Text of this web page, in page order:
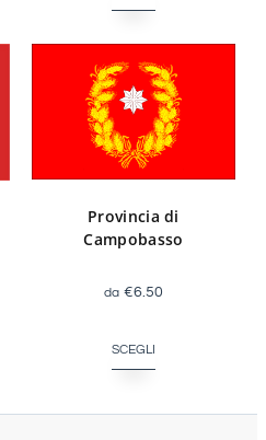
Provincia di
Campobasso
€6.50
SCEGLI